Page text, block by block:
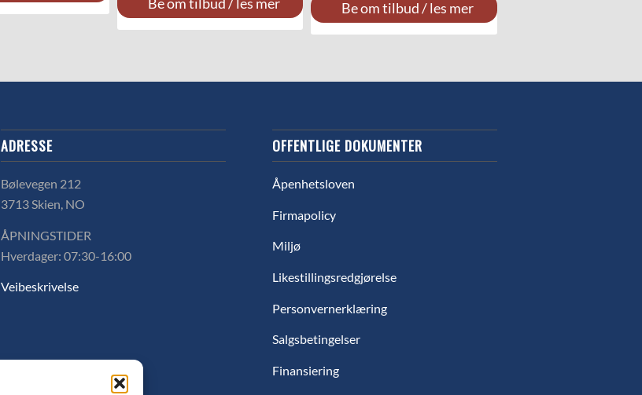
Be om tilbud / les mer Be om tilbud / les mer
ADRESSE
Bølevegen 212
3713 Skien, NO
ÅPNINGSTIDER
Hverdager: 07:30-16:00
Veibeskrivelse
OFFENTLIGE DOKUMENTER
Åpenhetsloven
Firmapolicy
Miljø
Likestillingsredgjørelse
Personvernerklæring
Salgsbetingelser
Finansiering